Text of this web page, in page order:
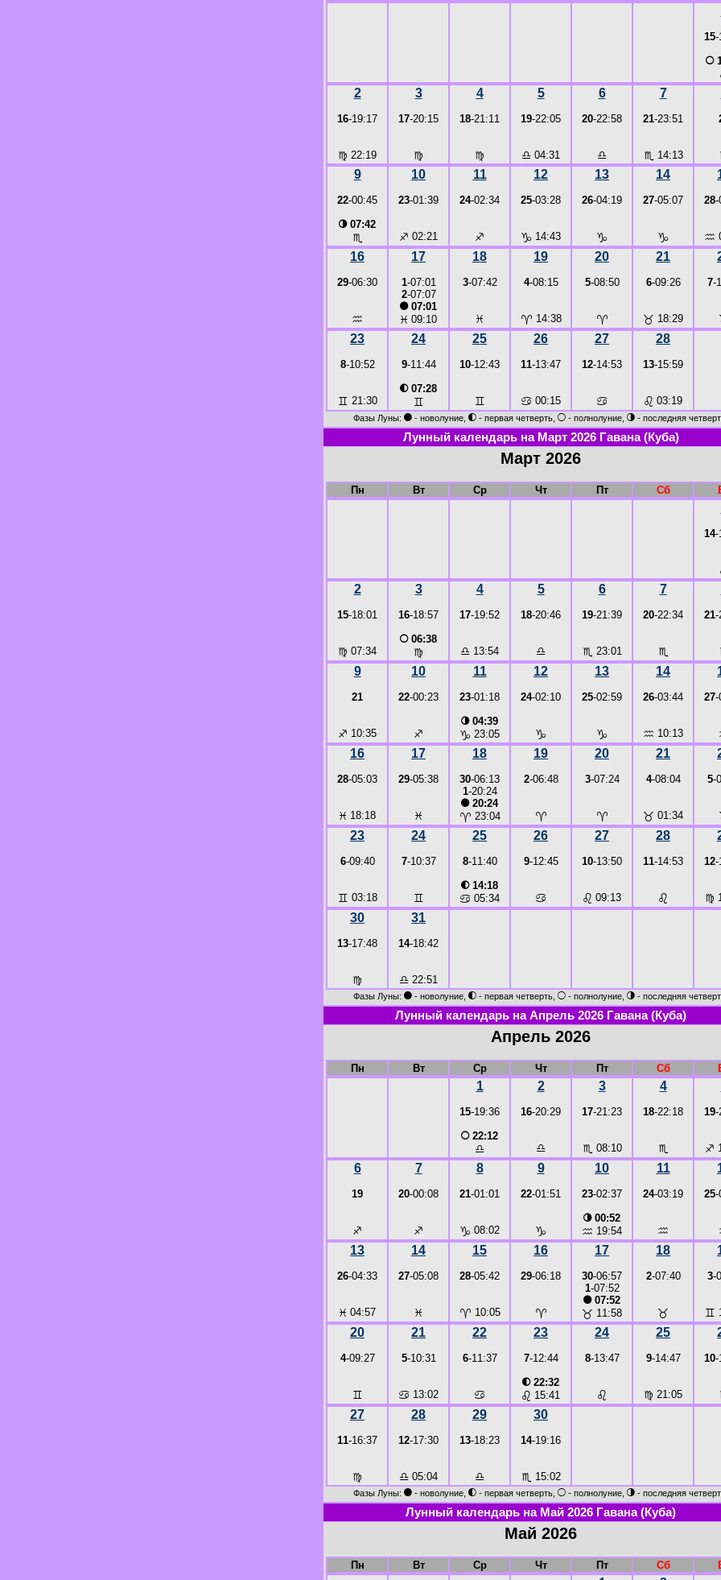
15-
○
2
16-19:17
♍ 22:19
3
17-20:15
♍
4
18-21:11
♍
5
19-22:05
♎ 04:31
6
20-22:58
♎
7
21-23:51
♏ 14:13
9
22-00:45
◑07:42
♏
10
23-01:39
♐ 02:21
11
24-02:34
♐
12
25-03:28
♑ 14:43
13
26-04:19
♑
14
27-05:07
♑
28-
♒
16
29-06:30
♒
17
1-07:01
2-07:07
●07:01
♓ 09:10
18
3-07:42
♓
19
4-08:15
♈ 14:38
20
5-08:50
♈
21
6-09:26
♉ 18:29
7-
23
8-10:52
♊ 21:30
24
9-11:44
◐07:28
♊
25
10-12:43
♊
26
11-13:47
♋ 00:15
27
12-14:53
♋
28
13-15:59
♌ 03:19
Фазы Луны: ● - новолуние, ◐ - первая четверть, ○ - полнолуние, ◑ - последняя
Лунный календарь на Март 2026 Гавана (Куба)
Март 2026
Пн Вт Ср Чт Пт Сб
14-
2
15-18:01
♍ 07:34
3
16-18:57
○06:38
♍
4
17-19:52
♎ 13:54
5
18-20:46
♎
6
19-21:39
♏ 23:01
7
20-22:34
♏
21-
9
21
♐ 10:35
10
22-00:23
♐
11
23-01:18
◑04:39
♑ 23:05
12
24-02:10
♑
13
25-02:59
♑
14
26-03:44
♒ 10:13
27-
16
28-05:03
♓ 18:18
17
29-05:38
♓
18
30-06:13
1-20:24
●20:24
♈ 23:04
19
2-06:48
♈
20
3-07:24
♈
21
4-08:04
♉ 01:34
5-
23
6-09:40
♊ 03:18
24
7-10:37
♊
25
8-11:40
◐14:18
♋ 05:34
26
9-12:45
♋
27
10-13:50
♌ 09:13
28
11-14:53
♌
12-
♍
30
13-17:48
♍
31
14-18:42
♎ 22:51
Фазы Луны: ● - новолуние, ◐ - первая четверть, ○ - полнолуние, ◑ - последняя
Лунный календарь на Апрель 2026 Гавана (Куба)
Апрель 2026
Пн Вт Ср Чт Пт Сб
1
15-19:36
○22:12
♎
2
16-20:29
♎
3
17-21:23
♏ 08:10
4
18-22:18
♏
19-
♐
6
19
♐
7
20-00:08
♐
8
21-01:01
♑ 08:02
9
22-01:51
♑
10
23-02:37
◑00:52
♒ 19:54
11
24-03:19
♒
25-
13
26-04:33
♓ 04:57
14
27-05:08
♓
15
28-05:42
♈ 10:05
16
29-06:18
♈
17
30-06:57
1-07:52
●07:52
♉ 11:58
18
2-07:40
♉
3-
♊
20
4-09:27
♊
21
5-10:31
♋ 13:02
22
6-11:37
♋
23
7-12:44
◐22:32
♌ 15:41
24
8-13:47
♌
25
9-14:47
♍ 21:05
10-
27
11-16:37
♍
28
12-17:30
♎ 05:04
29
13-18:23
♎
30
14-19:16
♏ 15:02
Фазы Луны: ● - новолуние, ◐ - первая четверть, ○ - полнолуние, ◑ - последняя
Лунный календарь на Май 2026 Гавана (Куба)
Май 2026
Пн Вт Ср Чт Пт Сб